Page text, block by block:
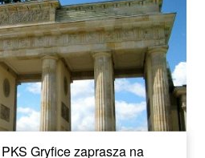
Gryfice zaprasza na